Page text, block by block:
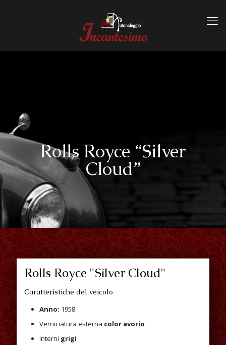
Rolls Royce “Silver
Cloud”
Rolls Royce "Silver Cloud"
Caratteristiche del veicolo
Anno: 1958
Verniciatura esterna color avorio
Interni grigi